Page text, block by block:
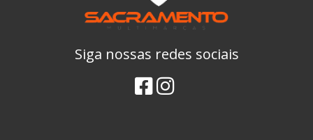
Siga nossas redes sociais